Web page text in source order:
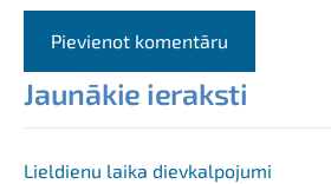
Jaunākie ieraksti
Lieldienu laika dievkalpojumi